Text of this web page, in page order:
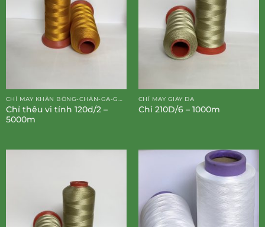
CHỈ MAY KHĂN BÔNG-CHĂN-GA-GỐI-ĐỆM
Chỉ thêu vi tính 120d/2 –
5000m
CHỈ MAY GIÀY DA
Chỉ 210D/6 – 1000m